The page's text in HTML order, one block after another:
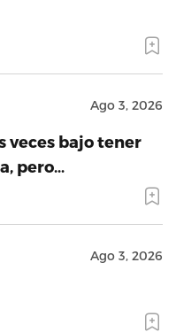
Ago 3, 2026
veces bajo tener
pero…
Ago 3, 2026